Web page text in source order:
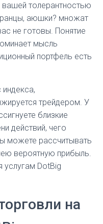
толерантностью
аюшки? множат
не готовы. Понятие
мысль
портфель есть
трейдером. У
близкие
действий, чего
можете рассчитывать
вероятную прибыль.
DotBig
на